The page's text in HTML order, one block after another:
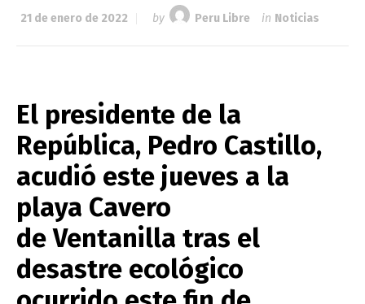
21 de enero de 2022 by Peru Libre in Noticias
El presidente de la
República, Pedro Castillo,
acudió este jueves a la
playa Cavero
de Ventanilla tras el
desastre ecológico